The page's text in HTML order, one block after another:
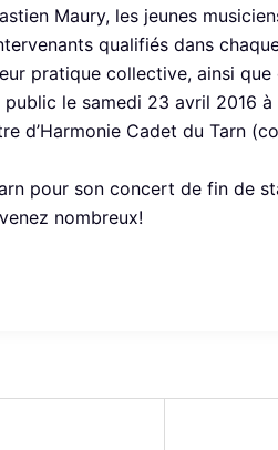
Maury, les jeunes
qualifiés dans
pratique collective, ainsi
le samedi 23 avril 2016
d’Harmonie Cadet du Tarn
pour son concert de fin de
nombreux!